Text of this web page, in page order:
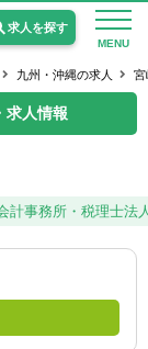
MENU
求人を探す
計士）の求人
九州・沖縄の求人 宮
求人情報
計事務所・税理士法